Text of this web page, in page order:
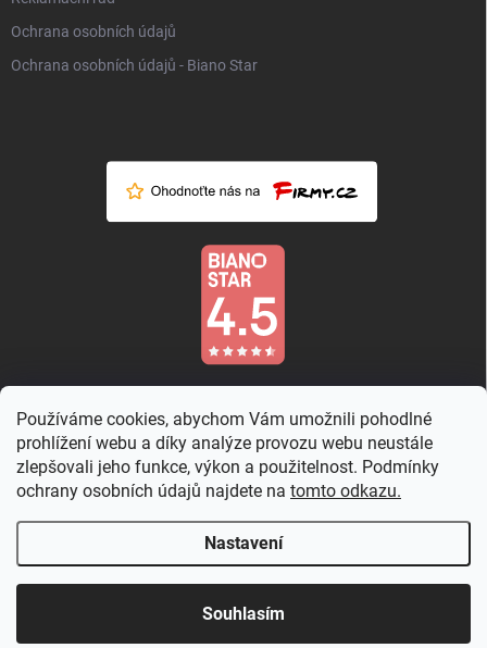
Používáme cookies, abychom Vám umožnili pohodlné
prohlížení webu a díky analýze provozu webu neustále
zlepšovali jeho funkce, výkon a použitelnost. Podmínky
ochrany osobních údajů najdete na tomto odkazu.
Nastavení
Souhlasím
Ochrana osobních údajů
Ochrana osobních údajů - Biano Star
Copyright 2026Country Rose. Všechna práva vyhrazena.Upravit nastavení
cookies